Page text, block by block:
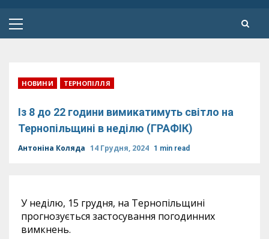
Primary
НОВИНИ ТЕРНОПІЛЛЯ
Із 8 до 22 години вимикатимуть світло на
Тернопільщині в неділю (ГРАФІК)
Антоніна Коляда 14 Грудня, 2024 1 min read
У неділю, 15 грудня, на Тернопільщині
прогнозується застосування погодинних
вимкнень.